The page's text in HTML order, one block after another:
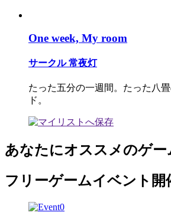
One week, My room
サークル 常夜灯
たった五分の一週間。たった八
ド。
あなたにオススメのゲー
フリーゲームイベント開